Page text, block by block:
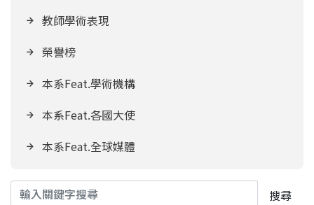
教師學術表現
榮譽榜
本系Feat.學術機構
本系Feat.各國大使
本系Feat.全球媒體
搜尋